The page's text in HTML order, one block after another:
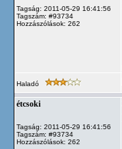
Tagság: 2011-05-29 16:41:56
Tagszám: #93734
Hozzászólások: 262
Haladó
étcsoki
Tagság: 2011-05-29 16:41:56
Tagszám: #93734
Hozzászólások: 262